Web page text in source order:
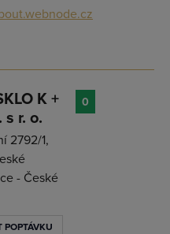
K +
s r. o.
2792/1,
- České
POPTÁVKU
0